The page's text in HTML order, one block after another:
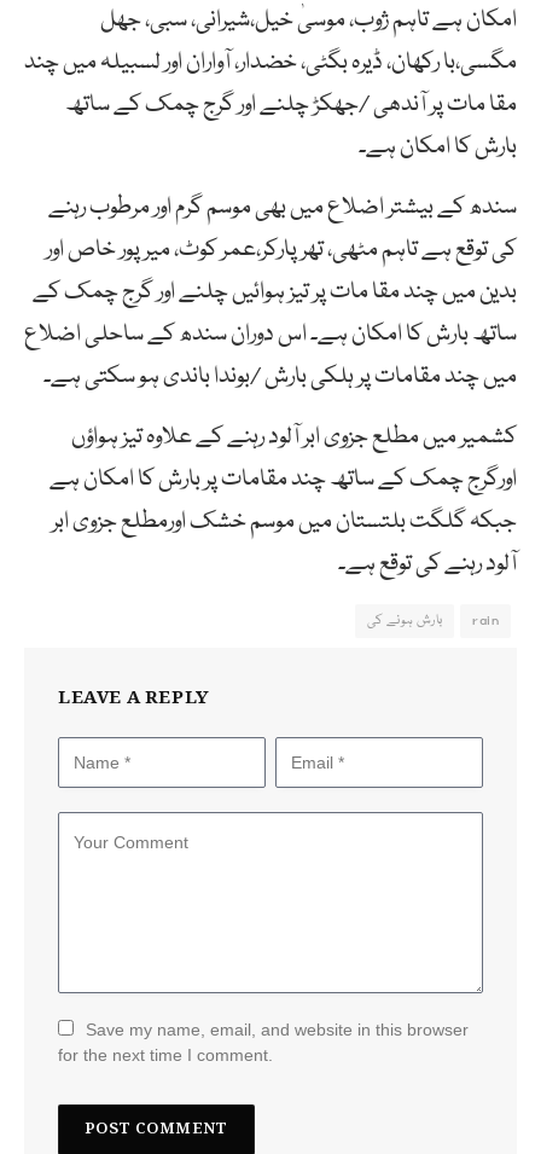
امکان ہے تاہم ژوب، موسیٰ خیل،شیرانی، سبی، جھل
مگسی،با رکھان، ڈیرہ بگٹی، خضدار، آواران اور لسبیلہ میں چند
مقا مات پر آندھی /جھکڑ چلنے اور گرج چمک کے ساتھ
بارش کا امکان ہے۔
سندھ کے بیشتر اضلاع میں بھی موسم گرم اور مرطوب رہنے
کی توقع ہے تاہم مٹھی، تھرپارکر،عمر کوٹ، میرپور خاص اور
بدین میں چند مقا مات پر تیز ہوائیں چلنے اور گرج چمک کے
ساتھ بارش کا امکان ہے۔ اس دوران سندھ کے ساحلی اضلاع
میں چند مقامات پر ہلکی بارش /بوندا باندی ہو سکتی ہے۔
کشمیر میں مطلع جزوی ابر آلود رہنے کے علاوہ تیز ہواؤں
اورگرج چمک کے ساتھ چند مقامات پر بارش کا امکان ہے
جبکہ گلگت بلتستان میں موسم خشک اورمطلع جزوی ابر
آلود رہنے کی توقع ہے۔
rain بارش ہونے کی
LEAVE A REPLY
Save my name, email, and website in this browser
for the next time I comment.